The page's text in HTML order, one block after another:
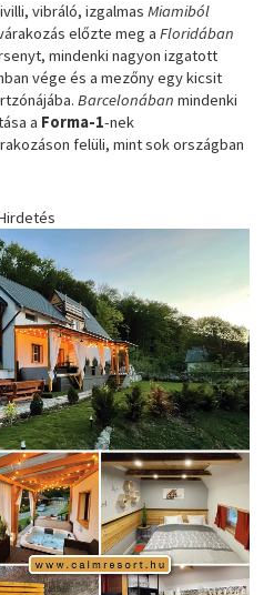
vibráló, izgalmasMiamiból
előzte meg aFloridában
mindenki nagyon izgatott
vége és a mezőny egy kicsit
Barcelonábanmindenki
a Forma-1-nek
felüli, mint sok országban